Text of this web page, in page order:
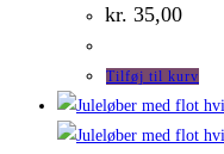
kr. 35,00
Tilføj til kurv